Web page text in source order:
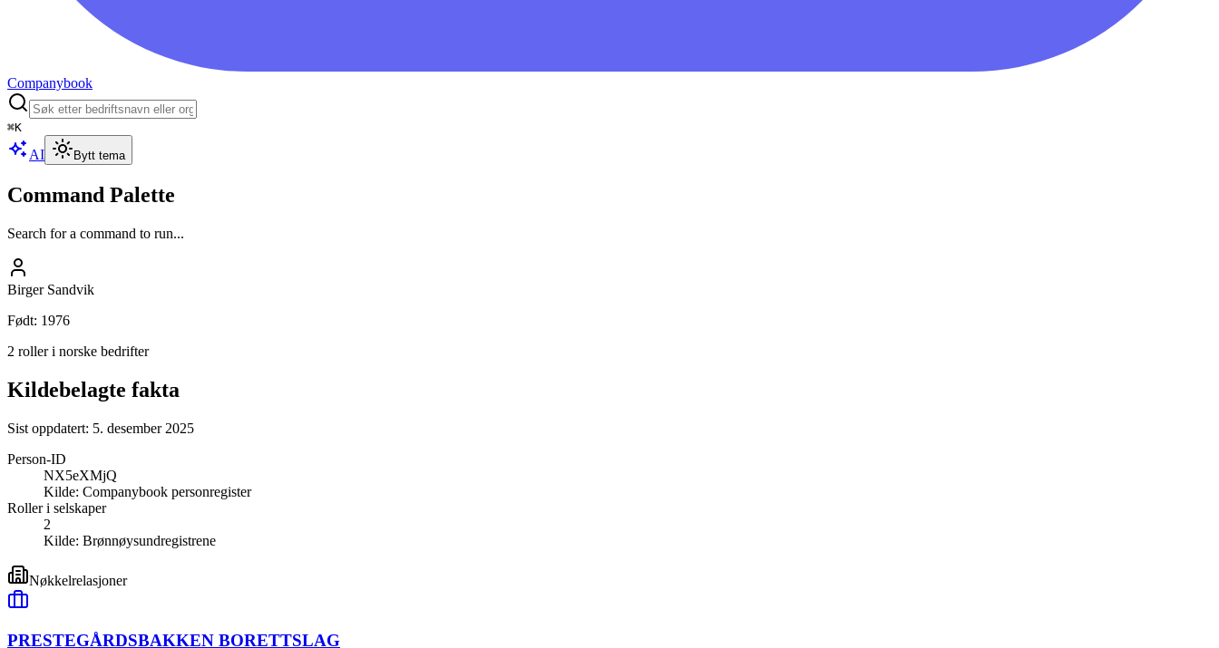
Companybook
⌘K
AI Bytt tema
Command Palette
Search for a command to run...
Birger Sandvik
Født: 1976
2 roller i norske bedrifter
Kildebelagte fakta
Sist oppdatert: 5. desember 2025
Person-ID
NX5eXMjQ
Kilde: Companybook personregister
Roller i selskaper
2
Kilde: Brønnøysundregistrene
Nøkkelrelasjoner
PRESTEGÅRDSBAKKEN BORETTSLAG